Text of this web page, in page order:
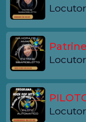
Locutor
Locutor
Locutor